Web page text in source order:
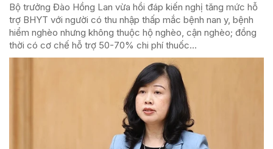
Bộ trưởng Đào Hồng Lan vừa hồi đáp kiến nghị tăng mức hỗ
trợ BHYT với người có thu nhập thấp mắc bệnh nan y, bệnh
hiểm nghèo nhưng không thuộc hộ nghèo, cận nghèo; đồng
thời có cơ chế hỗ trợ 50-70% chi phí thuốc...